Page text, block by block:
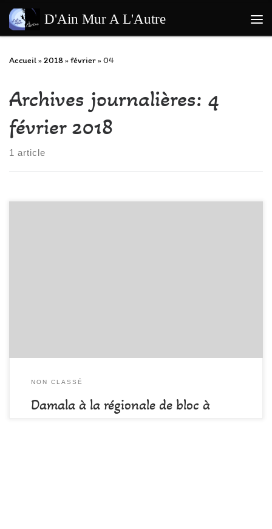
Passer au contenu
D'Ain Mur A L'Autre
Accueil»2018»février»04
Archives journalières: 4
février 2018
1 article
NON CLASSÉ
Damala à la régionale de bloc à